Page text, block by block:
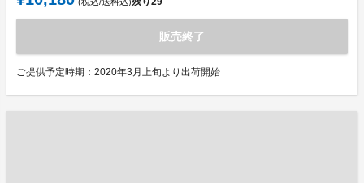
販売終了
ご提供予定時期：2020年3月上旬より出荷開始